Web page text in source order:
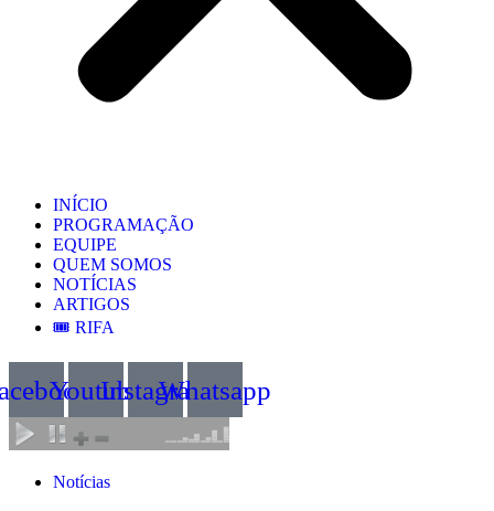
INÍCIO
PROGRAMAÇÃO
EQUIPE
QUEM SOMOS
NOTÍCIAS
ARTIGOS
🎟️ RIFA
YoutubeInstagramWhatsapp
Notícias